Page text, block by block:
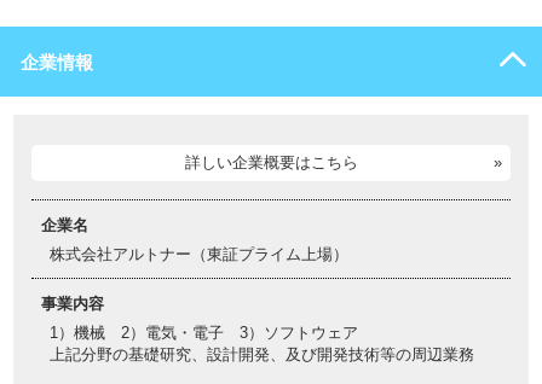
企業情報
詳しい企業概要はこちら
企業名
株式会社アルトナー（東証プライム上場）
事業内容
1）機械 2）電気・電子 3）ソフトウェア
上記分野の基礎研究、設計開発、及び開発技術等の周辺業務